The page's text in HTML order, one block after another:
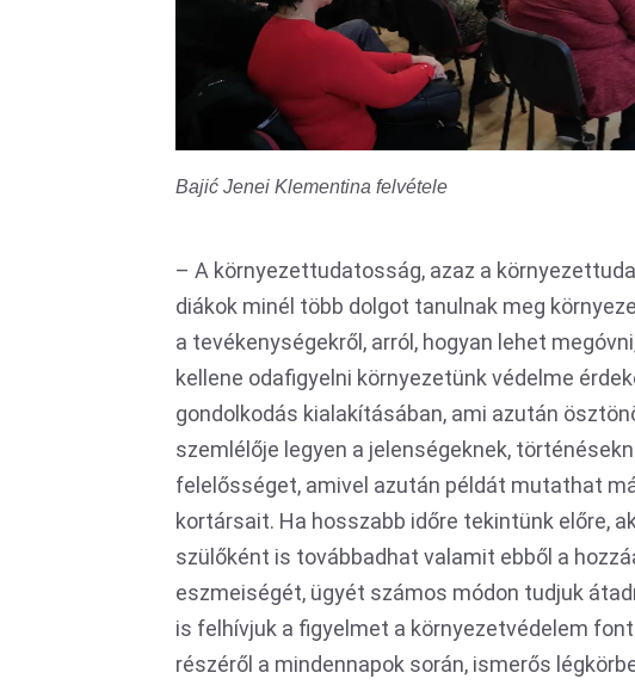
Bajić Jenei Klementina felvétele
– A környezettudatosság, azaz a
diákok minél több dolgot tanulnak meg
a tevékenységekről, arról, hogyan lehet
kellene odafigyelni környezetünk védelme
gondolkodás kialakításában, ami azután
szemlélője legyen a jelenségeknek,
felelősséget, amivel azután példát mutathat
kortársait. Ha hosszabb időre tekintünk előre,
szülőként is továbbadhat valamit ebből a
eszmeiségét, ügyét számos módon tudjuk
is felhívjuk a figyelmet a környezetvédelem
részéről a mindennapok során, ismerős